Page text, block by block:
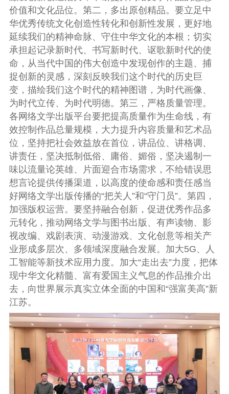
价值和文化品位。第二，多出原创精品。要立足中
华优秀传统文化创造性转化和创新性发展，更好地
延续我们的精神命脉、守住中华文化的本根；切实
承担起记录新时代、书写新时代、讴歌新时代的使
命，从当代中国的伟大创造中发现创作的主题、捕
捉创新的灵感，深刻反映我们这个时代的历史巨
变，描绘我们这个时代的精神图谱，为时代画像、
为时代立传、为时代明德。第三，严格质量管理。
各网络文学出版平台要把提高质量作为生命线，有
效控制作品总量规模，大力提升内容质量和艺术品
位，坚持把社会效益放在首位，讲品位、讲格调、
讲责任，坚决抵制低俗、庸俗、媚俗，坚决遏制一
味以流量论英雄、片面迎合市场需求，不给错误思
想言论提供传播渠道，以高度的使命感和责任感当
好网络文学出版传播的“把关人”和“守门员”。第四，
加强版权运营。要坚持融合创新，促进优秀作品多
元转化，推动网络文学与图书出版、有声读物、影
视改编、戏剧表演、动漫游戏、文化创意等相关产
业形成多层次、多领域深度融合发展。加大5G、人
工智能等新技术应用力度。加大“走出去”力度，把体
现中华文化精髓、富有爱国主义气息的作品推介出
去，向世界展示真实立体全面的中国和“强富美高”新
江苏。